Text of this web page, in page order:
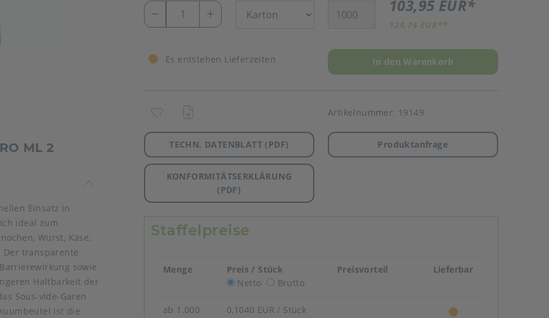
ML 2
nicht überein
Einsatz in
ideal zum
Wurst, Käse,
Der transparente
sowie
Haltbarkeit der
Sous-vide-Garen
ist die
103,95 EUR*
124,74 EUR**
Es entstehen Lieferzeiten In den Warenkorb
Artikelnummer: 19149
TECHN. DATENBLATT (PDF)
KONFORMITÄTSERKLÄRUNG
(PDF)
Produktanfrage
Staffelpreise
Menge
Preis / Stück
Netto
Brutto
Preisvorteil Lieferbar
ab 1.000 0,1040 EUR / Stück